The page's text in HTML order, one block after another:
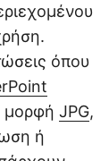
όπου
μορφή JPG,
ή